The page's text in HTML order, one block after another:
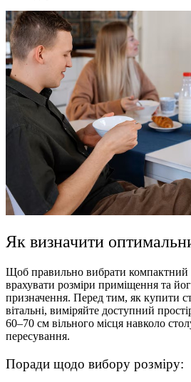
Як визначити
Щоб правильно вибрати компактний
врахувати розміри приміщення та
призначення. Перед тим, як купити
вітальні, виміряйте доступний
60–70 см вільного місця навколо
пересування.
Поради щодо вибору розміру: